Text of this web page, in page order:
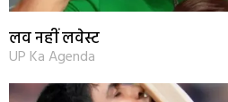
लव नहीं लवेस्ट
UP Ka Agenda